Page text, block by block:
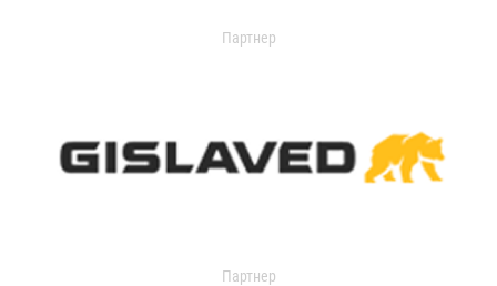
Партнер
Партнер